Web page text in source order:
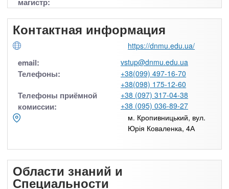
Контактная информация
https://dnmu.edu.ua/
email: vstup@dnmu.edu.ua
Телефоны:
+38(099) 497-16-70
+38(098) 175-12-60
Телефоны приёмной
комиссии:
+38 (097) 317-04-38
+38 (095) 036-89-27
м. Кропивницький, вул.
Юрія Коваленка, 4А
Области знаний и
Специальности